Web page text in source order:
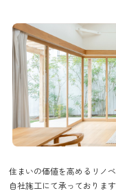
住まいの価値を高めるリノ
自社施工にて承っております